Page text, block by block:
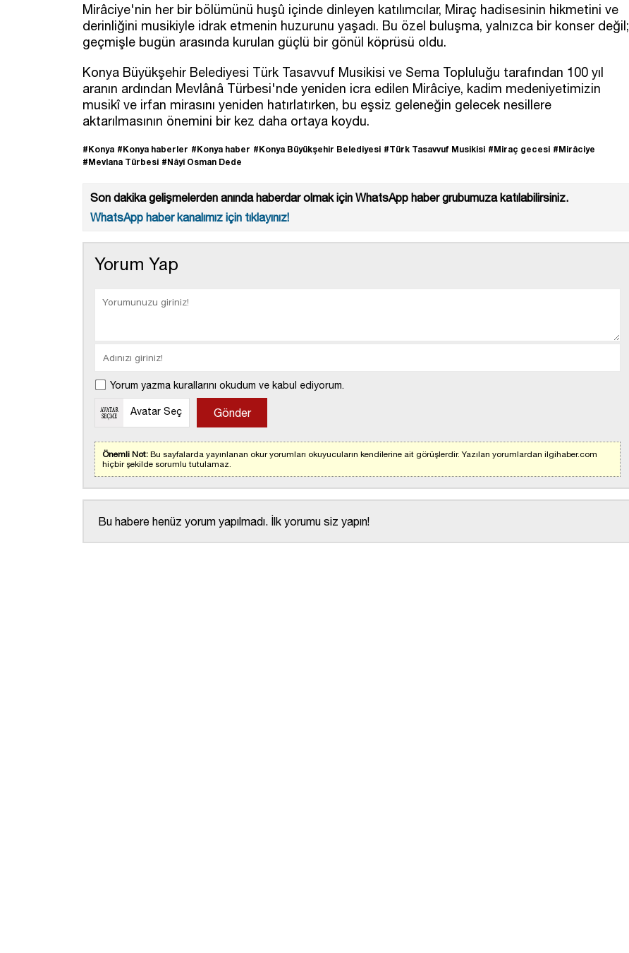
Mirâciye'nin her bir bölümünü huşû içinde dinleyen katılımcılar, Miraç hadisesinin hikmetini ve
derinliğini musikiyle idrak etmenin huzurunu yaşadı. Bu özel buluşma, yalnızca bir konser değil;
geçmişle bugün arasında kurulan güçlü bir gönül köprüsü oldu.
Konya Büyükşehir Belediyesi Türk Tasavvuf Musikisi ve Sema Topluluğu tarafından 100 yıl
aranın ardından Mevlânâ Türbesi'nde yeniden icra edilen Mirâciye, kadim medeniyetimizin
musikî ve irfan mirasını yeniden hatırlatırken, bu eşsiz geleneğin gelecek nesillere
aktarılmasının önemini bir kez daha ortaya koydu.
#Konya #Konya haberler #Konya haber #Konya Büyükşehir Belediyesi #Türk Tasavvuf Musikisi #Miraç gecesi #Mirâciye
#Mevlana Türbesi #Nâyî Osman Dede
Son dakika gelişmelerden anında haberdar olmak için WhatsApp haber grubumuza katılabilirsiniz.
WhatsApp haber kanalımız için tıklayınız!
Yorum Yap
Yorum yazma kurallarını okudum ve kabul ediyorum.
Avatar Seç
Önemli Not: Bu sayfalarda yayınlanan okur yorumları okuyucuların kendilerine ait görüşlerdir. Yazılan yorumlardan ilgihaber.com
hiçbir şekilde sorumlu tutulamaz.
Bu habere henüz yorum yapılmadı. İlk yorumu siz yapın!